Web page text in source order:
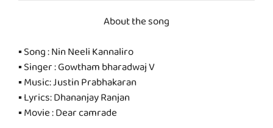
About the song
▪ Song : Nin Neeli Kannaliro
▪ Singer : Gowtham bharadwaj V
▪ Music: Justin Prabhakaran
▪ Lyrics: Dhananjay Ranjan
▪ Movie : Dear camrade